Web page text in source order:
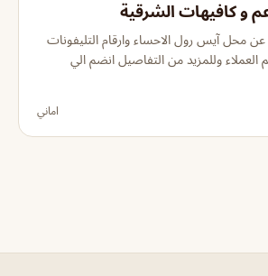
و كافيهات الشرقية
محل آيس رول الاحساء وارقام التليفونات
العملاء وللمزيد من التفاصيل انضم الي
اماني